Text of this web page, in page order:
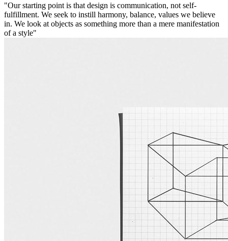
"Our starting point is that design is communication, not self-
fulfillment. We seek to instill harmony, balance, values we believe
in. We look at objects as something more than a mere manifestation
of a style"